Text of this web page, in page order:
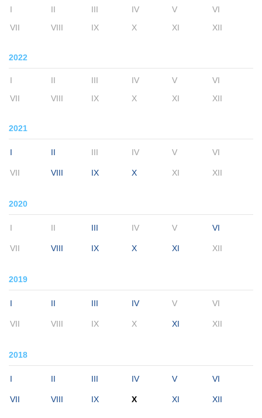
I II III IV V
VI
VII
VIII IX X XI XII
2022
I II III IV V
VI
VII
VIII IX X XI XII
2021
I II III IV V VI
VII VIII IX X XI XII
2020
I II III IV V VI
VII VIII IX X XI XII
2019
I II III IV V VI
VII VIII IX X XI XII
2018
I II III IV V VI
VII VIII IX X XI XII